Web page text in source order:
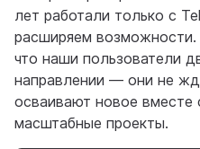
лет работали только с
расширяем
что наши пользователи
направлении — они не
осваивают новое вместе
масштабные проекты.